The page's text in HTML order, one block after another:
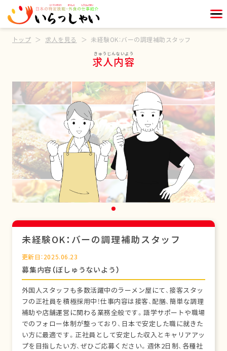
トップ 求人を見る 未経験OK：バーの調理補助スタッフ
求人内容
未経験OK：バーの調理補助スタッフ
更新日：2025.06.23
募集内容（ぼしゅうないよう）
外国人スタッフも多数活躍中のラーメン屋にて、接客スタッ
フの正社員を積極採用中！仕事内容は接客、配膳、簡単な調理
補助や店舗運営に関わる業務全般です。語学サポートや職場
でのフォロー体制が整っており、日本で安定した職に就きた
い方に最適です。正社員として安定した収入とキャリアアッ
プを目指したい方、ぜひご応募ください。週休2日制、各種社